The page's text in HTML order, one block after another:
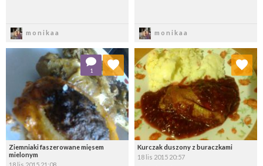
monikaa monikaa
Ziemniaki faszerowane mięsem
mielonym
18 lis 2015 21:08
1
Dodaj do ulubionych
Wybierz listę:
Kurczak duszony z buraczkami
18 lis 2015 20:57
Dodaj do ulubionych
Wybierz listę: